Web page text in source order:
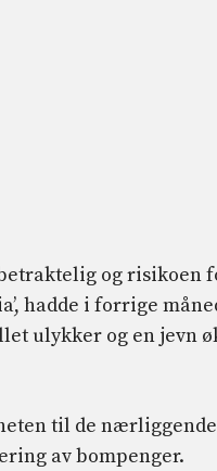
og risikoen
hadde i forrige
ulykker og en jevn
til de nærliggende
av bompenger.